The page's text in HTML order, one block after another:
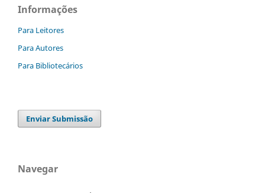
Informações
Para Leitores
Para Autores
Para Bibliotecários
Enviar Submissão
Navegar